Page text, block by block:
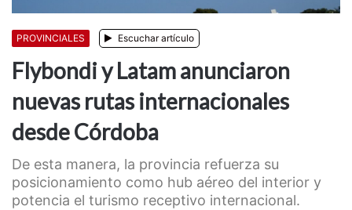
PROVINCIALES Escuchar artículo
Flybondi y Latam anunciaron
nuevas rutas internacionales
desde Córdoba
De esta manera, la provincia refuerza su
posicionamiento como hub aéreo del interior y
potencia el turismo receptivo internacional.